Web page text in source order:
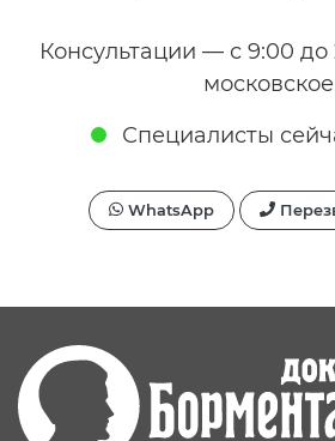
Консультации — с 9:00
московское
Специалисты
WhatsApp